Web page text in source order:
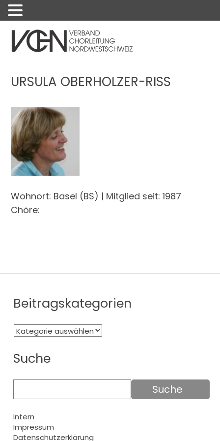
URSULA OBERHOLZER-RISS
Wohnort: Basel (BS) | Mitglied seit: 1987
Chöre:
Beitragskategorien
Suche
Intern
Impressum
Datenschutzerklärung